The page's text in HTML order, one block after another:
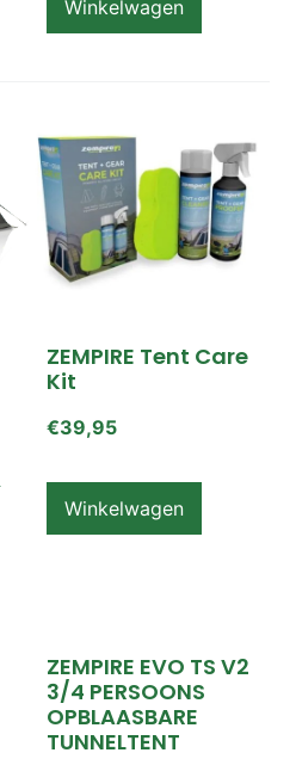
Winkelwagen
ZEMPIRE Tent Care
Kit
€39,95
Winkelwagen
ZEMPIRE EVO TS V2
3/4 PERSOONS
OPBLAASBARE
TUNNELTENT